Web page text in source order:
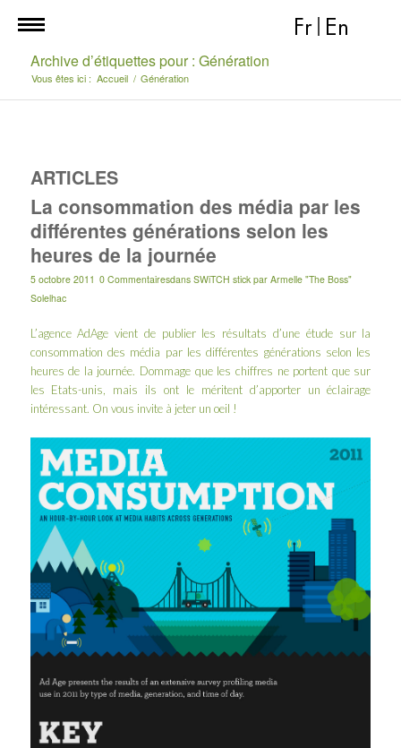
Fr En
Archive d’étiquettes pour : Génération
Vous êtes ici : Accueil / Génération
ARTICLES
La consommation des média par les
différentes générations selon les
heures de la journée
5 octobre 2011 0 Commentairesdans SWiTCH stick par Armelle "The Boss"
Solelhac
L’agenceAdAge vient de publier les résultats d’une étude sur la
consommation des média par les différentes générations selon les
heures de la journée. Dommage que les chiffres ne portent que sur
les Etats-unis, mais ils ont le méritent d’apporter un éclairage
intéressant. On vous invite à jeter un oeil !